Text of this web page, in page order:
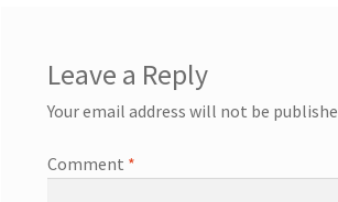
Leave a Reply
Your email address will not be
Comment *